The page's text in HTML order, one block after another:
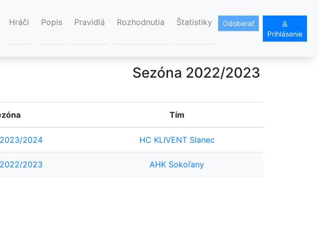
Hráči Popis Pravidlá Rozhodnutia Štatistiky
Odoberať
Prihlásenie
Sezóna 2022/2023
Tím
2024 HC KLIVENT Slanec
2023 AHK Sokoľany